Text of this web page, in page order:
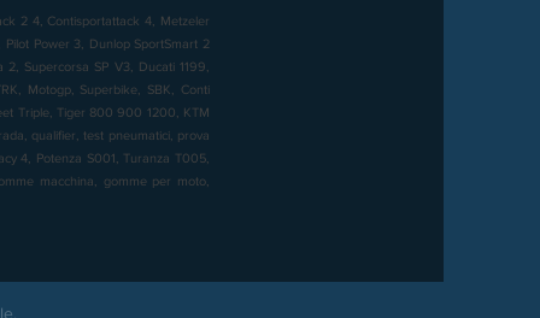
2 4, Contisportattack 4, Metzeler
Power 3, Dunlop SportSmart 2
Supercorsa SP V3, Ducati 1199,
Motogp, Superbike, SBK, Conti
Triple, Tiger 800 900 1200, KTM
qualifier, test pneumatici, prova
4, Potenza S001, Turanza T005,
macchina, gomme per moto,